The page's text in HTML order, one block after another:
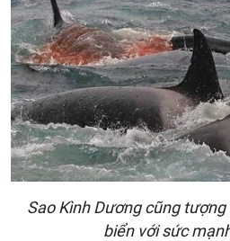
Sao Kình Dương cũng
biển với sức